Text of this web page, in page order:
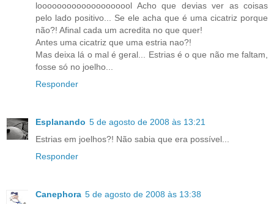
loooooooooooooooooool Acho que devias ver as coisas
pelo lado positivo... Se ele acha que é uma cicatriz porque
não?! Afinal cada um acredita no que quer!
Antes uma cicatriz que uma estria nao?!
Mas deixa lá o mal é geral... Estrias é o que não me faltam,
fosse só no joelho...
Responder
Esplanando 5 de agosto de 2008 às 13:21
Estrias em joelhos?! Não sabia que era possível...
Responder
Canephora 5 de agosto de 2008 às 13:38